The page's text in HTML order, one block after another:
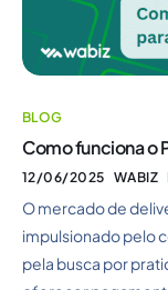
BLOG
Como funciona o
12/06/2025 WABIZ
O mercado de
impulsionado pelo
pela busca por